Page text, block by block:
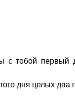
с тобой первый
дня целых два